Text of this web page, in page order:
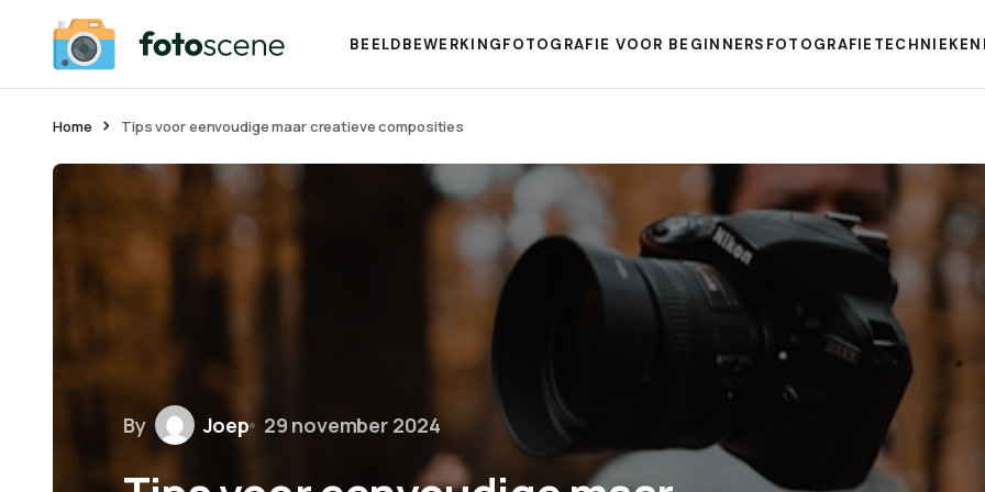
BEELDBEWERKINGFOTOGRAFIE VOOR BEGINNERS FOTOGRAFIETECHNIEKEN
Home Tips voor eenvoudige maar creatieve composities
By Joep 29 november 2024